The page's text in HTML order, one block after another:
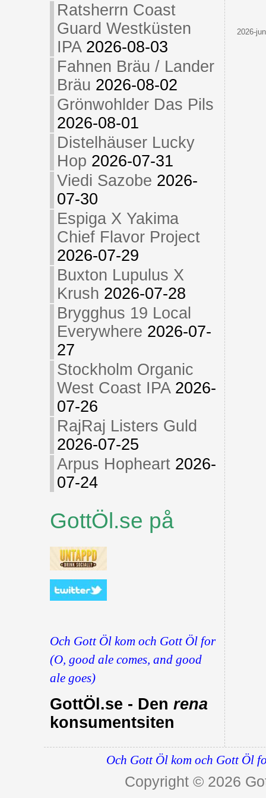
Ratsherrn Coast
Guard Westküsten
IPA 2026-08-03
Fahnen Bräu / Lander
Bräu 2026-08-02
Grönwohlder Das Pils
2026-08-01
Distelhäuser Lucky
Hop 2026-07-31
Viedi Sazobe 2026-
07-30
Espiga X Yakima
Chief Flavor Project
2026-07-29
Buxton Lupulus X
Krush 2026-07-28
Brygghus 19 Local
Everywhere 2026-07-
27
Stockholm Organic
West Coast IPA 2026-
07-26
RajRaj Listers Guld
2026-07-25
Arpus Hopheart 2026-
07-24
GottÖl.se på
Och Gott Öl kom och Gott Öl for
(O, good ale comes, and good
ale goes)
GottÖl.se - Den rena
konsumentsiten
2026-
Och Gott Öl kom och Gott Öl
Copyright © 2026